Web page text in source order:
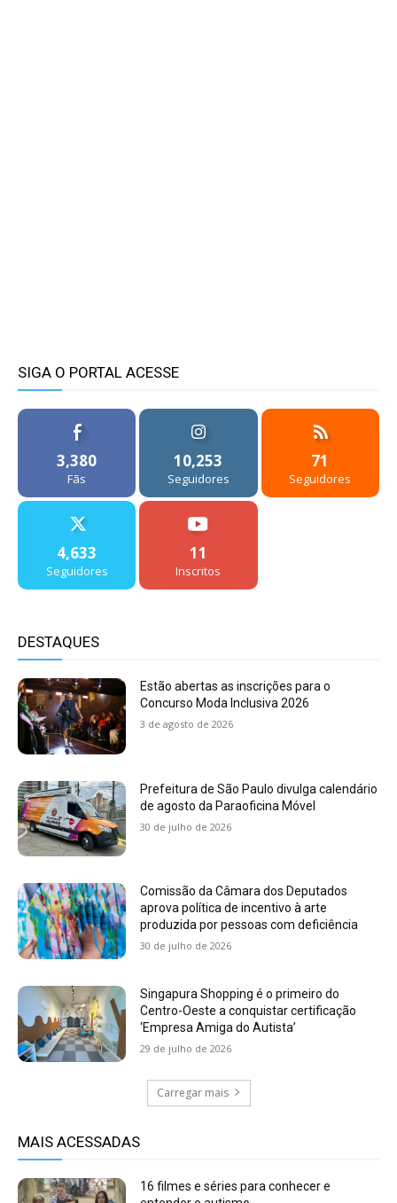
SIGA O PORTAL ACESSE
3,380
Fãs
10,253
Seguidores
71
Seguidores
4,633
Seguidores
11
Inscritos
DESTAQUES
Estão abertas as inscrições para o
Concurso Moda Inclusiva 2026
3 de agosto de 2026
Prefeitura de São Paulo divulga calendário
de agosto da Paraoficina Móvel
30 de julho de 2026
Comissão da Câmara dos Deputados
aprova política de incentivo à arte
produzida por pessoas com deficiência
30 de julho de 2026
Singapura Shopping é o primeiro do
Centro-Oeste a conquistar certificação
‘Empresa Amiga do Autista’
29 de julho de 2026
Carregar mais
MAIS ACESSADAS
16 filmes e séries para conhecer e